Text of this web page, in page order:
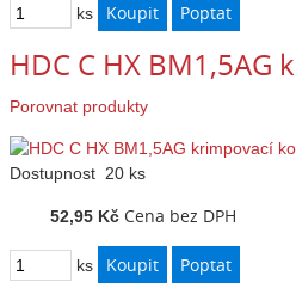
ks
HDC C HX
Porovnat produkty
Dostupnost 20 ks
52,95 Kč Cena bez DPH
ks